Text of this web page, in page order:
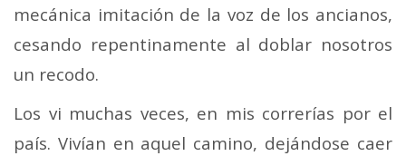
mecánica imitación de la voz de los an­cianos,
cesando repentinamente al doblar nosotros
un re­codo.
Los vi muchas veces, en mis correrías por el
país. Vi­vían en aquel camino, dejándose caer